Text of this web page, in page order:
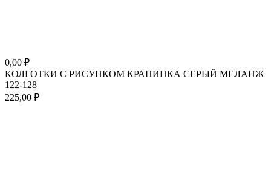
0,00 ₽
КОЛГОТКИ С РИСУНКОМ КРАПИНКА СЕРЫЙ МЕЛАНЖ
122-128
225,00 ₽